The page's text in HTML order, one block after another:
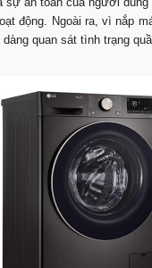
động. Ngoài ra, vì nắp
quan sát tình trạng